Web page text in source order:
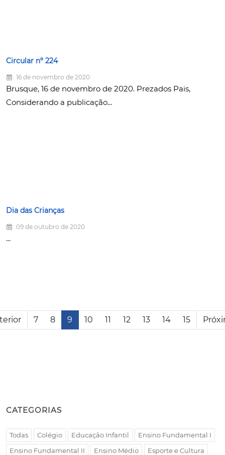
Circular nº 224
16 de novembro de 2020
Brusque, 16 de novembro de 2020. Prezados Pais,
Considerando a publicação...
Dia das Crianças
09 de outubro de 2020
...
7 8 9 10 11 12 13 14 15
CATEGORIAS
Todas Colégio Educação Infantil
Ensino Fundamental I
Ensino Fundamental II
Ensino Médio
Esporte e Cultura